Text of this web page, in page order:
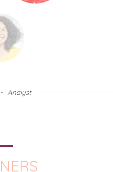
Analyst